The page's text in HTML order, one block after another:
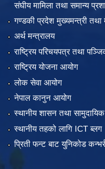
संघीय मामिला तथा समान्य
गण्डकी प्रदेश मुख्यमन्त्री तथा
अर्थ मन्त्रालय
राष्ट्रिय परिचयपत्र तथा
राष्ट्रिय योजना आयोग
लोक सेवा आयोग
नेपाल कानुन आयोग
स्थानीय शासन तथा
स्थानीय तहको लागि ICT ब्लग
प्रिती फन्ट बाट युनिकोड